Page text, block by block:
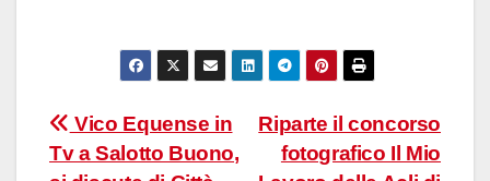
Navigazione
Riparte il concorso
fotografico Il Mio
Vico Equense in
Tv a Salotto Buono,